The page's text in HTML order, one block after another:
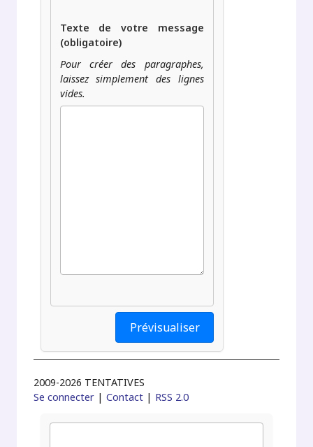
Texte de votre message
(obligatoire)
Pour créer des paragraphes,
laissez simplement des lignes
vides.
2009-2026 TENTATIVES
Se connecter |Contact | RSS 2.0